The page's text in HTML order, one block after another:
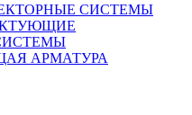
СИСТЕМЫ
АРМАТУРА